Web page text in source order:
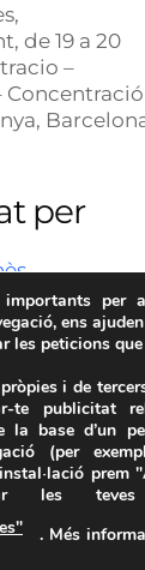
de 19 a 20
–
Concentració
per
FAQs
importants per
ens
les peticions
i de
te publicitat
la base d’un
(per
prem
les teves
. Més